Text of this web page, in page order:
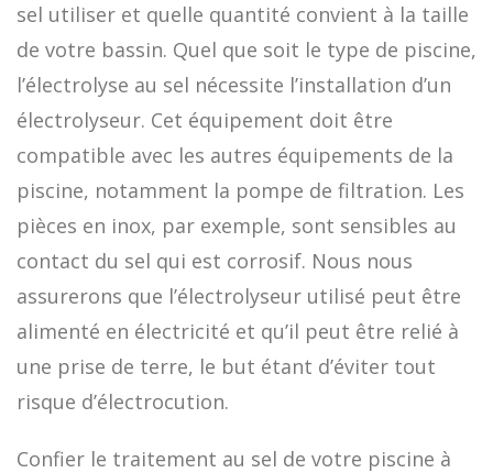
sel utiliser et quelle quantité convient à la taille
de votre bassin. Quel que soit le type de piscine,
l’électrolyse au sel nécessite l’installation d’un
électrolyseur. Cet équipement doit être
compatible avec les autres équipements de la
piscine, notamment la pompe de filtration. Les
pièces en inox, par exemple, sont sensibles au
contact du sel qui est corrosif. Nous nous
assurerons que l’électrolyseur utilisé peut être
alimenté en électricité et qu’il peut être relié à
une prise de terre, le but étant d’éviter tout
risque d’électrocution.
Confier le traitement au sel de votre piscine à